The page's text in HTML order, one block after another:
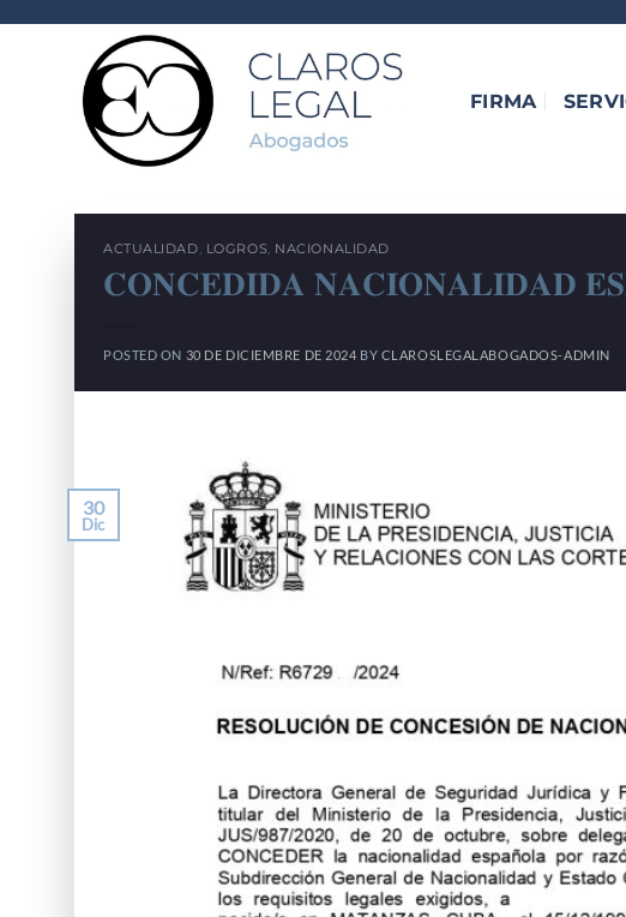
FIRMA
ACTUALIDAD, LOGROS, NACIONALIDAD
𝐂𝐎𝐍𝐂𝐄𝐃𝐈𝐃𝐀 𝐍𝐀𝐂𝐈𝐎𝐍𝐀𝐋𝐈𝐃𝐀𝐃
POSTED ON 30 DE DICIEMBRE DE 2024 BY CLAROSLEGALABOGADOS-ADMIN
30
Dic